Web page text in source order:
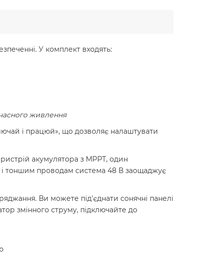
У комплект входять:
живлення
і працюй», що дозволяє налаштувати
акумулятора з MPPT, один
і тоншим проводам система 48 В заощаджує
Ви можете під'єднати сонячні панелі
змінного струму, підключайте до